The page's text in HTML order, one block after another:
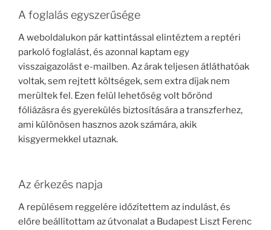
A foglalás egyszerűsége
A weboldalukon pár kattintással elintéztem a reptéri
parkoló foglalást, és azonnal kaptam egy
visszaigazolást e-mailben. Az árak teljesen átláthatóak
voltak, sem rejtett költségek, sem extra díjak nem
merültek fel. Ezen felül lehetőség volt bőrönd
fóliázásra és gyerekülés biztosítására a transzferhez,
ami különösen hasznos azok számára, akik
kisgyermekkel utaznak.
Az érkezés napja
A repülésem reggelére időzítettem az indulást, és
előre beállítottam az útvonalat a Budapest Liszt Ferenc